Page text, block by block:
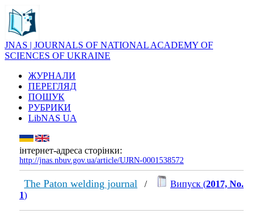
JNAS | JOURNALS OF NATIONAL ACADEMY OF
SCIENCES OF UKRAINE
ЖУРНАЛИ
ПЕРЕГЛЯД
ПОШУК
РУБРИКИ
LibNAS UA
інтернет-адреса сторінки:
http://jnas.nbuv.gov.ua/article/UJRN-0001538572
The Paton welding journal / Випуск (2017, No.
1)